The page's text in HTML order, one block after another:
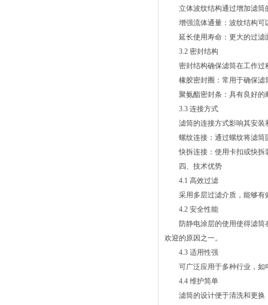
立体波纹结构通过增加滤筒
增强流体通量：波纹结构可
延长使用寿命：更大的过滤
3.2 密封结构
密封结构确保滤筒在工作过
橡胶密封圈：常用于确保滤
聚氨酯密封条：具有良好的
3.3 连接方式
滤筒的连接方式影响其安装
螺纹连接：通过螺纹将滤筒
快拆连接：使用卡扣或快拆
四、技术优势
4.1 高效过滤
采用多层过滤介质，能够有
4.2 安全性能
防静电涂层的使用使得滤筒在
欢迎的原因之一。
4.3 适用性强
可广泛应用于多种行业，如
4.4 维护简单
滤筒的设计便于清洗和更换，